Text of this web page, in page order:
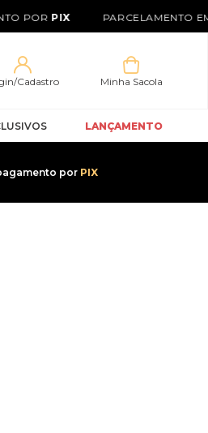
PORPIX PARCELAMENTO
Cadastro Minha Sacola
LANÇAMENTO
porPIX